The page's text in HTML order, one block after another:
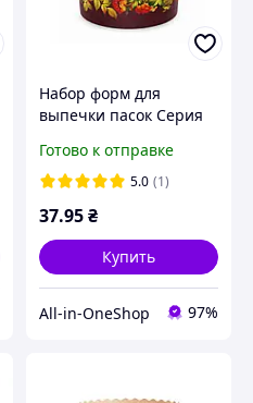
Набор форм для
выпечки пасок Серия
(5шт/уп) ТМ УКРАСА
Готово к отправке
5.0 (1)
37.95₴
Купить
All-in-OneShop 97%